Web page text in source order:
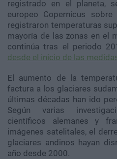
registrado en el planeta,
europeo Copernicus
registraron temperaturas
mayoría de las zonas en el
continúa tras el periodo
desde el inicio de las
El aumento de la
factura a los glaciares
últimas décadas han ido
Según varias
científicos alemanes y
imágenes satelitales, el
glaciares andinos hayan
año desde 2000.